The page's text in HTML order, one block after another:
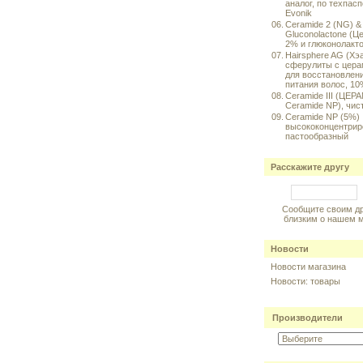
аналог, по
Evonik
06. Ceramide 2 (NG) &
Gluconolactone
2% и
07. Hairsphere AG
сферулиты с
для
питания волос,
08. Ceramide III
Ceramide NP),
09. Ceramide NP (5%)
пастообразный
Расскажите другу
Сообщите своим
близким о нашем
Новости
Новости магазина
Новости: товары
Производители